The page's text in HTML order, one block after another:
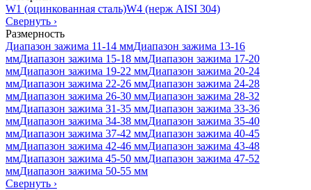
W1 (оцинкованная сталь)W4 (нерж AISI 304)
Свернуть ›
Размерность
Диапазон зажима 11-14 ммДиапазон зажима 13-16
ммДиапазон зажима 15-18 ммДиапазон зажима 17-20
ммДиапазон зажима 19-22 ммДиапазон зажима 20-24
ммДиапазон зажима 22-26 ммДиапазон зажима 24-28
ммДиапазон зажима 26-30 ммДиапазон зажима 28-32
ммДиапазон зажима 31-35 ммДиапазон зажима 33-36
ммДиапазон зажима 34-38 ммДиапазон зажима 35-40
ммДиапазон зажима 37-42 ммДиапазон зажима 40-45
ммДиапазон зажима 42-46 ммДиапазон зажима 43-48
ммДиапазон зажима 45-50 ммДиапазон зажима 47-52
ммДиапазон зажима 50-55 мм
Свернуть ›